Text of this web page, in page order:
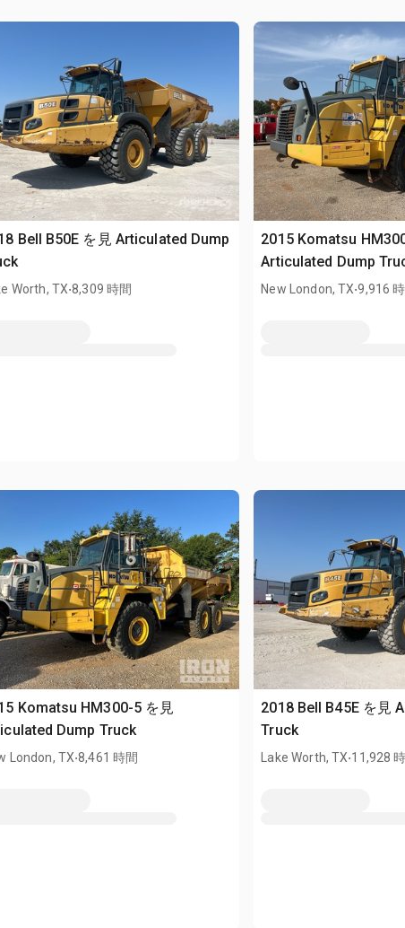
Bell B50E を見 Articulated Dump
Worth, TX.8,309 時間
2015 Komatsu
Articulated Dump
New London, TX.9,916
Komatsu HM300-5 を見
Dump Truck
London, TX.8,461 時間
2018 Bell B45E を見
Truck
Lake Worth, TX.11,928